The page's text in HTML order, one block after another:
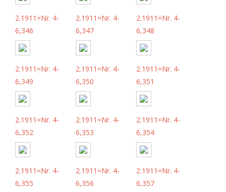
2.1911=Nr. 4-
6,346
2.1911=Nr. 4-
6,347
2.1911=Nr. 4-
6,348
2.1911=Nr. 4-
6,349
2.1911=Nr. 4-
6,350
2.1911=Nr. 4-
6,351
2.1911=Nr. 4-
6,352
2.1911=Nr. 4-
6,353
2.1911=Nr. 4-
6,354
2.1911=Nr. 4-
6,355
2.1911=Nr. 4-
6,356
2.1911=Nr. 4-
6,357